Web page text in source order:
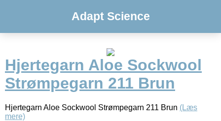
Adapt Science
Hjertegarn Aloe Sockwool
Strømpegarn 211 Brun
Hjertegarn Aloe Sockwool Strømpegarn 211 Brun (Læs
mere)